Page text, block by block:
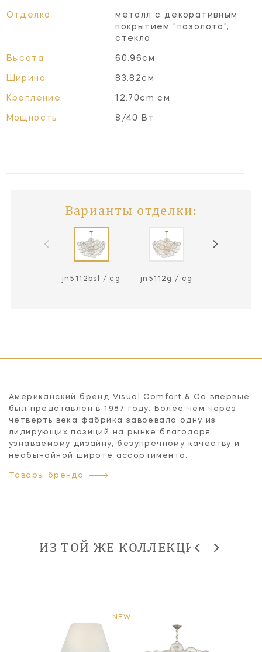
Отделка
металл с декоративным
покрытием "позолота",
стекло
Высота 60.96см
Ширина 83.82см
Крепление 12.70cm см
Мощность 8/40 Вт
Варианты отделки:
jn5112bsl / cg jn5112g / cg
Американский бренд Visual Comfort & Co впервые
был представлен в 1987 году. Более чем через
четверть века фабрика завоевала одну из
лидирующих позиций на рынке благодаря
узнаваемому дизайну, безупречному качеству и
необычайной широте ассортимента.
Товары бренда
ИЗ ТОЙ ЖЕ КОЛЛЕКЦИИ
NEW